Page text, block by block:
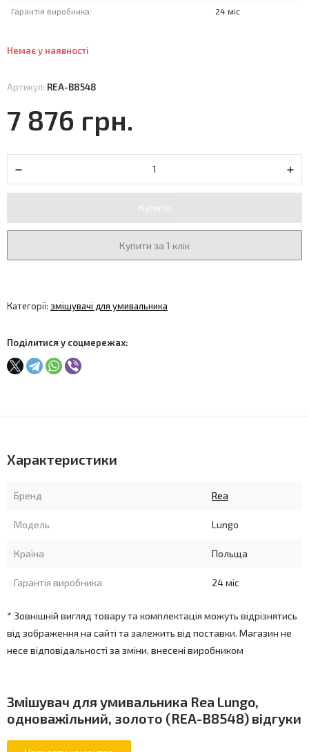
Гарантія виробника: 24 міс
Немає у наявності
Артикул: REA-B8548
7 876 грн.
Купити
Купити за 1 клік
Категорії: змішувачі для умивальника
Поділитися у соцмережах:
Характеристики
Бренд Rea
Модель Lungo
Країна Польща
Гарантія виробника 24 міс
* Зовнішній вигляд товару та комплектація можуть відрізнятись
від зображення на сайті та залежить від поставки. Магазин не
несе відповідальності за зміни, внесені виробником
Змішувач для умивальника Rea Lungo,
одноважільний, золото (REA-B8548) відгуки